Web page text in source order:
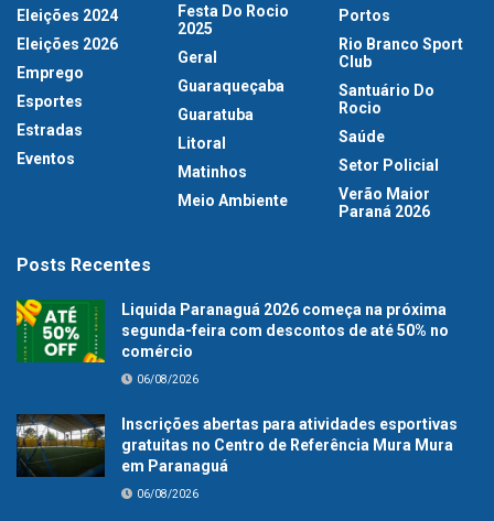
Eleições 2024
Eleições 2026
Emprego
Esportes
Estradas
Eventos
Festa Do Rocio
2025
Geral
Guaraqueçaba
Guaratuba
Litoral
Matinhos
Meio Ambiente
Portos
Rio Branco Sport
Club
Santuário Do
Rocio
Saúde
Setor Policial
Verão Maior
Paraná 2026
Posts Recentes
Liquida Paranaguá 2026 começa na próxima
segunda-feira com descontos de até 50% no
comércio
06/08/2026
Inscrições abertas para atividades esportivas
gratuitas no Centro de Referência Mura Mura
em Paranaguá
06/08/2026